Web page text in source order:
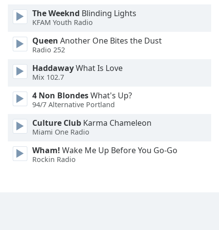
Reset
Done
Modal
Dialog
dialog
window.
The Weeknd Blinding Lights
KFAM Youth Radio
Queen Another One Bites the Dust
Radio 252
HaddawayWhat Is Love
Mix 102.7
4 Non BlondesWhat's Up?
94/7 Alternative Portland
Culture Club Karma Chameleon
Miami One Radio
Wham! Wake Me Up Before You Go-Go
Rockin Radio